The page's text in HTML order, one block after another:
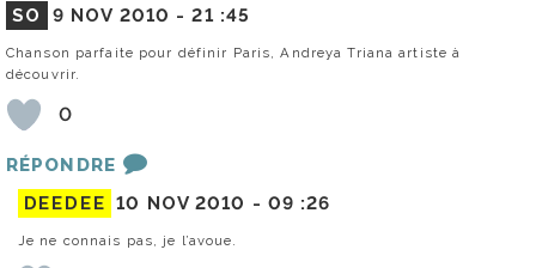
SO 9 NOV 2010 -21 :45
Chanson parfaite pour définir Paris, Andreya Triana artiste à
découvrir.
0
RÉPONDRE
DEEDEE 10 NOV 2010 - 09 :26
Je ne connais pas, je l’avoue.